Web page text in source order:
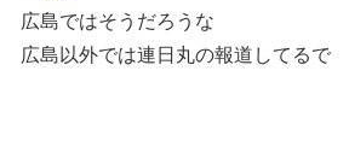
広島ではそうだろうな
広島以外では連日丸の報道してるで